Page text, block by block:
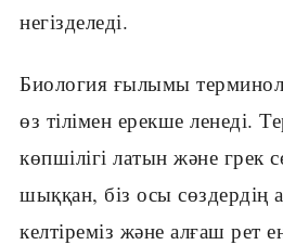
негізделеді.
Биология ғылымы
өз тілімен ерекше ленеді.
көпшілігі латын және грек
шыққан, біз осы сөздердің
келтіреміз және алғаш рет